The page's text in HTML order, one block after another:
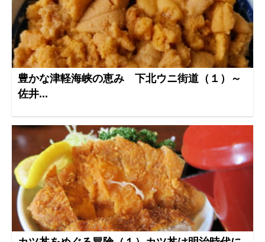
豊かな津軽海峡の恵み 下北ウニ街道（１）～
佐井...